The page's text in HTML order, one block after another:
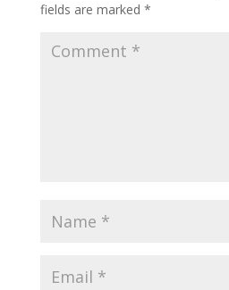
fields are marked *